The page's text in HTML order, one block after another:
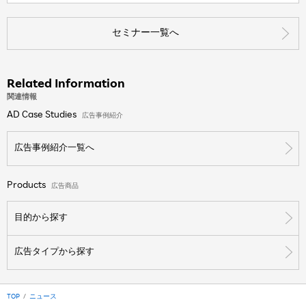
セミナー一覧へ
Related Information
関連情報
AD Case Studies 広告事例紹介
広告事例紹介一覧へ
Products 広告商品
目的から探す
広告タイプから探す
TOP ニュース